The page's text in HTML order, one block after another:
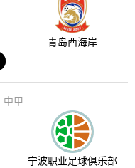
青岛西海岸
中甲
宁波职业足球俱乐部